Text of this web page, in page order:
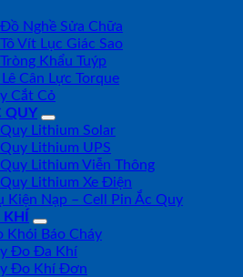
Nghề Sửa Chữa
Vít Lục Giác Sao
Khẩu Tuýp
Cân Lực Torque
Cắt Cỏ
QUY
Lithium Solar
Lithium UPS
Lithium Viễn Thông
Lithium Xe Điện
Kiện Nạp – Cell Pin Ắc Quy
KHÍ
Khói Báo Cháy
Đo Đa Khí
Đo Khí Đơn